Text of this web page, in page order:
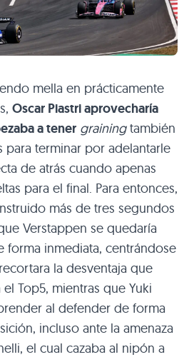
mella en prácticamente
Oscar Piastri aprovecharía
a tener grainingtambién
para terminar por adelantarle
de atrás cuando apenas
para el final. Para entonces,
más de tres segundos
Verstappen se quedaría
forma inmediata, centrándose
la desventaja que
Top5, mientras que Yuki
al defender de forma
incluso ante la amenaza
el cual cazaba al nipón a